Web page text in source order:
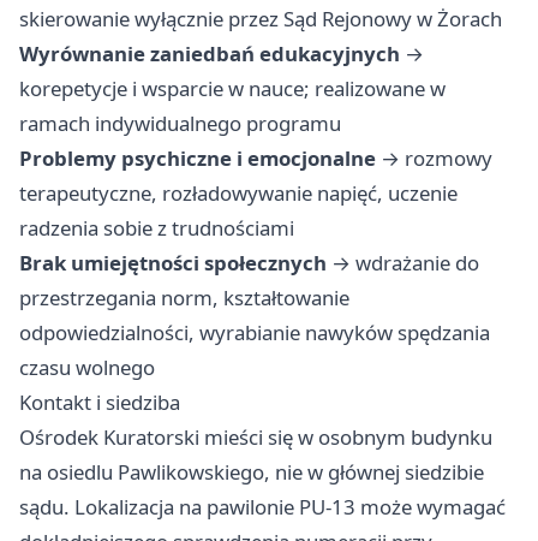
skierowanie wyłącznie przez Sąd Rejonowy w Żorach
Wyrównanie zaniedbań edukacyjnych →
korepetycje i wsparcie w nauce; realizowane w
ramach indywidualnego programu
Problemy psychiczne i emocjonalne → rozmowy
terapeutyczne, rozładowywanie napięć, uczenie
radzenia sobie z trudnościami
Brak umiejętności społecznych → wdrażanie do
przestrzegania norm, kształtowanie
odpowiedzialności, wyrabianie nawyków spędzania
czasu wolnego
Kontakt i siedziba
Ośrodek Kuratorski mieści się w osobnym budynku
na osiedlu Pawlikowskiego, nie w głównej siedzibie
sądu. Lokalizacja na pawilonie PU-13 może wymagać